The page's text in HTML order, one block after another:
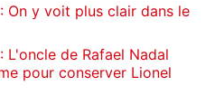
On y voit plus clair dans le
L'oncle de Rafael Nadal
pour conserver Lionel